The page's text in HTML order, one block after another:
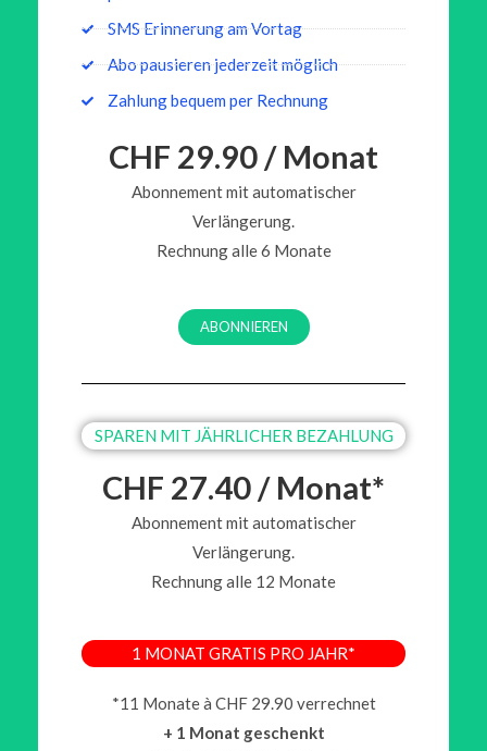
SMS Erinnerung am Vortag
Abo pausieren jederzeit möglich
Zahlung bequem per Rechnung
CHF 29.90 / Monat
Abonnement mit automatischer
Verlängerung.
Rechnung alle 6 Monate
ABONNIEREN
SPAREN MIT JÄHRLICHER BEZAHLUNG
CHF 27.40 / Monat*
Abonnement mit automatischer
Verlängerung.
Rechnung alle 12 Monate
1 MONAT GRATIS PRO JAHR*
*11 Monate à CHF 29.90 verrechnet
+ 1 Monat geschenkt